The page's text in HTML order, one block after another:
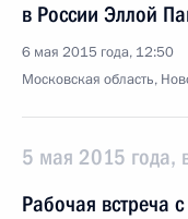
в России Эллой
6 мая 2015 года, 12:50
Московская область,
5 мая 2015 года,
Рабочая встреча